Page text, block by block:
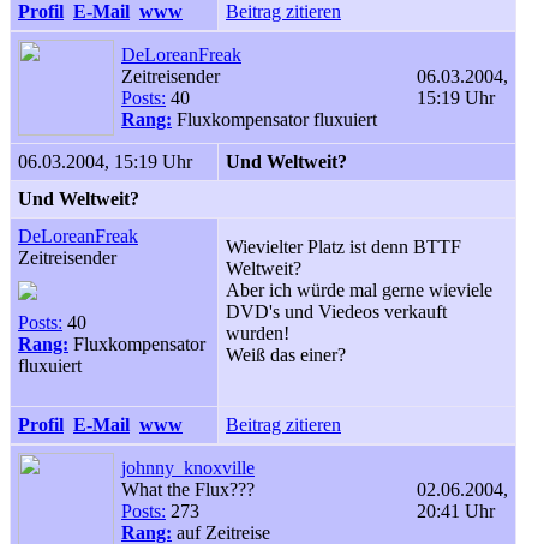
Profil E-Mail www Beitrag zitieren
DeLoreanFreak
Zeitreisender
Posts: 40
Rang: Fluxkompensator fluxuiert
06.03.2004,
15:19 Uhr
06.03.2004, 15:19 Uhr
Und Weltweit?
Und Weltweit?
DeLoreanFreak
Zeitreisender
Posts: 40
Rang: Fluxkompensator
fluxuiert
Wievielter Platz ist denn BTTF
Weltweit?
Aber ich würde mal gerne wieviele
DVD's und Viedeos verkauft
wurden!
Weiß das einer?
Profil E-Mail www Beitrag zitieren
johnny_knoxville
What the Flux???
Posts: 273
Rang: auf Zeitreise
02.06.2004,
20:41 Uhr